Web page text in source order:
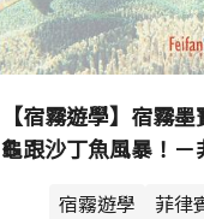
【宿霧遊學】宿霧
龜跟沙丁魚風暴！－
宿霧遊學 菲律